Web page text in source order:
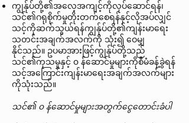
ကျွန်ုပ်တို့၏အလေ့အကျင့်ကိုလုပ်ဆောင်ရန်၊
သင်၏ဂရုစိုက်မှုတိုးတက်စေရန်နှင့်လိုအပ်လျှင်
သင့်ကိုဆက်သွယ်ရန်ကျွန်ုပ်တို့၏ကျန်းမာရေး
သတင်းအချက်အလက်ကို သုံး၍ ဝေမျှ
နိုင်သည်။ ဥပမာအားဖြင့်ကျွန်ုပ်တို့သည်
သင်၏ကုသမှုနှင့် ၀ န်ဆောင်မှုများကိုစီမံခန့်ခွဲရန်
သင့်အကြောင်းကျန်းမာရေးအချက်အလက်များ
ကိုသုံးသည်။
သင်၏ ၀ န်ဆောင်မှုများအတွက်ငွေတောင်းခံပါ